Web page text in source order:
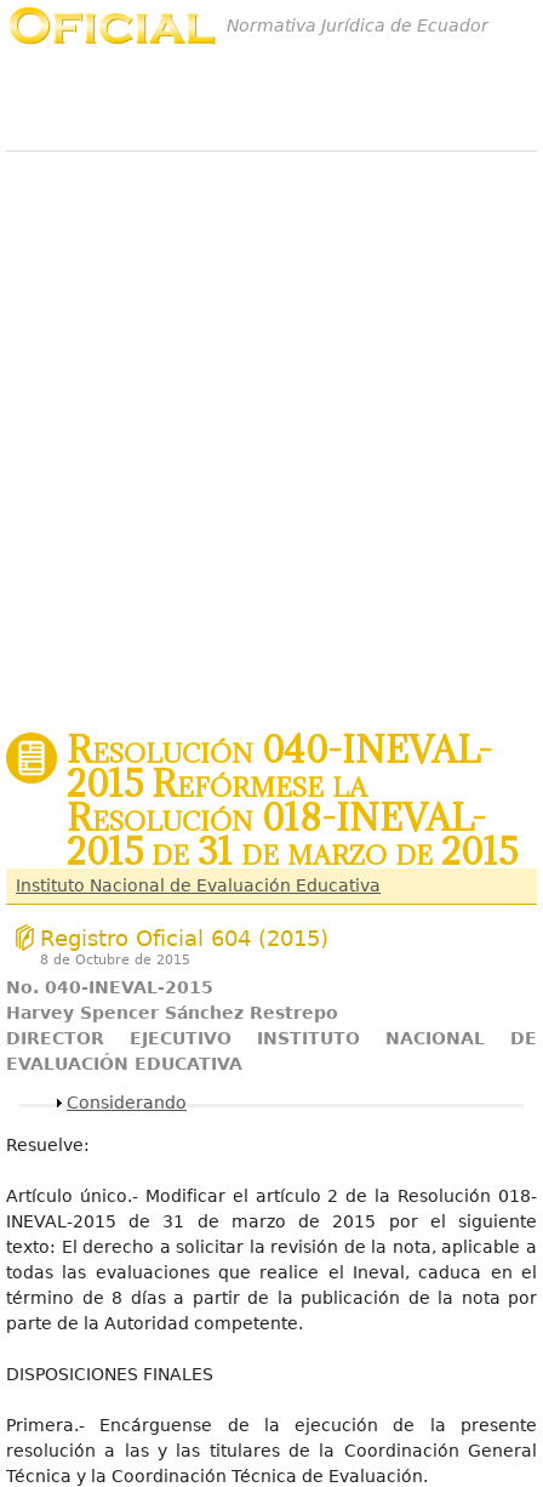
Normativa Jurídica de Ecuador
Resolución 040-INEVAL-
2015 Refórmese la
Resolución 018-INEVAL-
2015 de 31 de marzo de 2015
Instituto Nacional de Evaluación Educativa
Registro Oficial 604 (2015)
8 de Octubre de 2015
No. 040-INEVAL-2015
Harvey Spencer Sánchez Restrepo
DIRECTOR EJECUTIVO INSTITUTO NACIONAL DE
EVALUACIÓN EDUCATIVA
Mostrar
Considerando
Resuelve:
Artículo único.- Modificar el artículo 2 de la Resolución 018-
INEVAL-2015 de 31 de marzo de 2015 por el siguiente
texto: El derecho a solicitar la revisión de la nota, aplicable a
todas las evaluaciones que realice el Ineval, caduca en el
término de 8 días a partir de la publicación de la nota por
parte de la Autoridad competente.
DISPOSICIONES FINALES
Primera.- Encárguense de la ejecución de la presente
resolución a las y las titulares de la Coordinación General
Técnica y la Coordinación Técnica de Evaluación.